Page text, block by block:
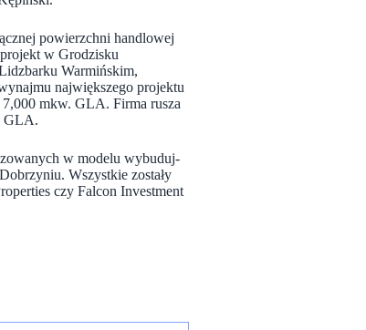
powierzchni handlowej
w Grodzisku
Warmińskim,
największego projektu
mkw. GLA. Firma rusza
GLA.
w modelu wybuduj-
Wszystkie zostały
czy Falcon Investment